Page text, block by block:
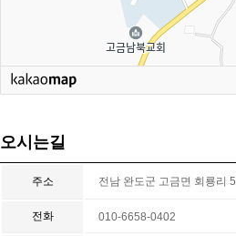
오시는길
주소 전남 완도군 고금면 회룡리
전화 010-6658-0402